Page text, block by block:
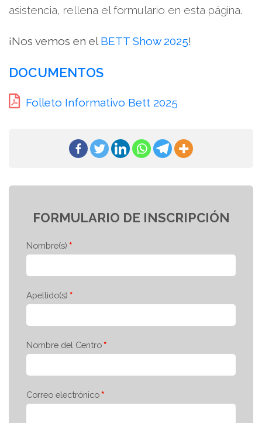
asistencia, rellena el formulario en esta página.
¡Nos vemos en el BETT Show 2025!
DOCUMENTOS
Folleto Informativo Bett 2025
FORMULARIO DE INSCRIPCIÓN
Nombre(s)
Apellido(s)
Nombre del Centro
Correo electrónico